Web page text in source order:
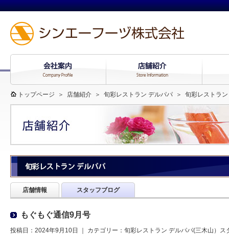
トップページ ＞ 店舗紹介 ＞ 旬彩レストラン デルパパ ＞ 旬彩レストラ
店舗情報 スタッフブログ
もぐもぐ通信9月号
投稿日：2024年9月10日 ｜ カテゴリー： 旬彩レストラン デルパパ(三木山）ス